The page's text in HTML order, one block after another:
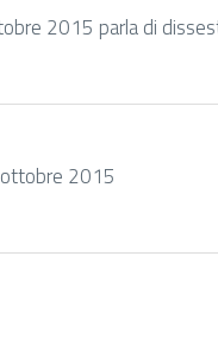
2015 parla di
2015